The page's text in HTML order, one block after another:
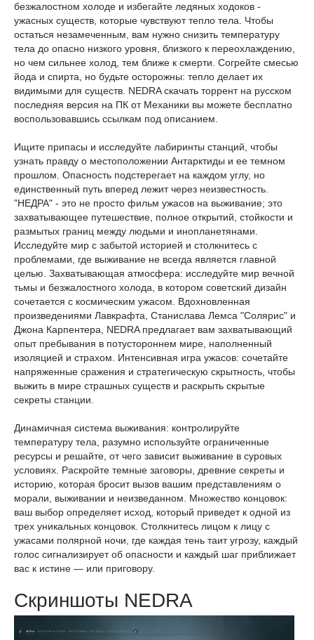
безжалостном холоде и избегайте ледяных ходоков -
ужасных существ, которые чувствуют тепло тела. Чтобы
остаться незамеченным, вам нужно снизить температуру
тела до опасно низкого уровня, близкого к переохлаждению,
но чем сильнее холод, тем ближе к смерти. Согрейте смесью
йода и спирта, но будьте осторожны: тепло делает их
видимыми для существ. NEDRA скачать торрент на русском
последняя версия на ПК от Механики вы можете бесплатно
воспользовавшись ссылкам под описанием.
Ищите припасы и исследуйте лабиринты станций, чтобы
узнать правду о местоположении Антарктиды и ее темном
прошлом. Опасность подстерегает на каждом углу, но
единственный путь вперед лежит через неизвестность.
"НЕДРА" - это не просто фильм ужасов на выживание; это
захватывающее путешествие, полное открытий, стойкости и
размытых границ между людьми и инопланетянами.
Исследуйте мир с забытой историей и столкнитесь с
проблемами, где выживание не всегда является главной
целью. Захватывающая атмосфера: исследуйте мир вечной
тьмы и безжалостного холода, в котором советский дизайн
сочетается с космическим ужасом. Вдохновленная
произведениями Лавкрафта, Станислава Лемса "Солярис" и
Джона Карпентера, NEDRA предлагает вам захватывающий
опыт пребывания в потустороннем мире, наполненный
изоляцией и страхом. Интенсивная игра ужасов: сочетайте
напряженные сражения и стратегическую скрытность, чтобы
выжить в мире страшных существ и раскрыть скрытые
секреты станции.
Динамичная система выживания: контролируйте
температуру тела, разумно используйте ограниченные
ресурсы и решайте, от чего зависит выживание в суровых
условиях. Раскройте темные заговоры, древние секреты и
историю, которая бросит вызов вашим представлениям о
морали, выживании и неизведанном. Множество концовок:
ваш выбор определяет исход, который приведет к одной из
трех уникальных концовок. Столкнитесь лицом к лицу с
ужасами полярной ночи, где каждая тень таит угрозу, каждый
голос сигнализирует об опасности и каждый шаг приближает
вас к истине — или приговору.
Скриншоты NEDRA